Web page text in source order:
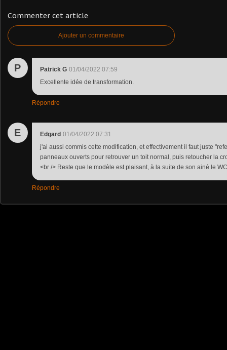
Commenter cet article
Ajouter un commentaire
P Patrick G 01/04/2022 07:59
Excellente idée de transformation.
Répondre
E Edgard 01/04/2022 07:31
j'ai aussi commis cette modification, et effectivement il faut juste
panneaux ouverts pour retrouver un toit normal, puis retoucher la
<br /> Reste que le modèle est plaisant, à la suite de son ainé le
Répondre